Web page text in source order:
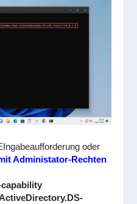
oder
Administator-Rechten
capability